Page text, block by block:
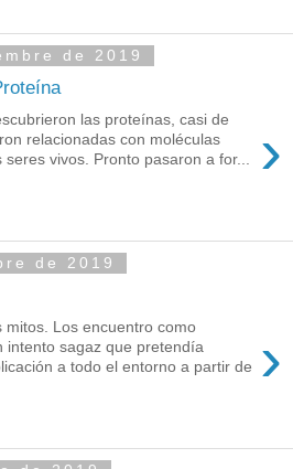
de 2019
›
las proteínas, casi de
relacionadas con moléculas
vivos. Pronto pasaron a for...
de 2019
›
mitos. Los encuentro como
intento sagaz que pretendía
a todo el entorno a partir de